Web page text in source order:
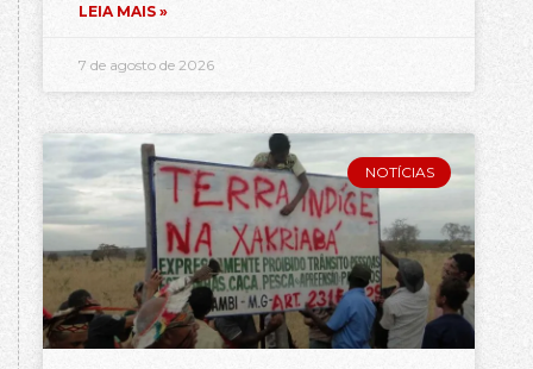
LEIA MAIS »
7 de agosto de 2026
NOTÍCIAS